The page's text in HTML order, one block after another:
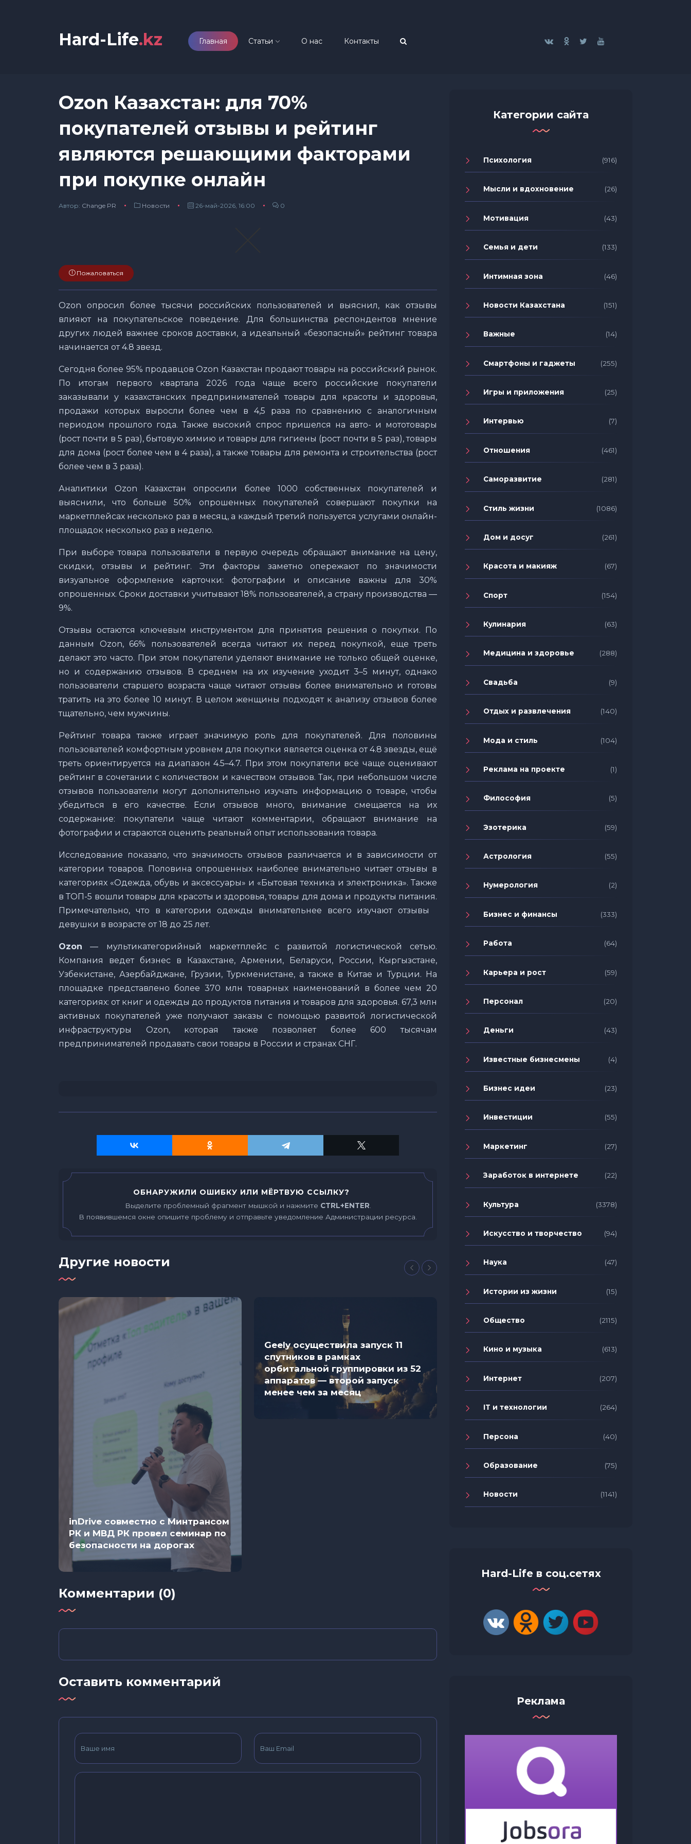
Hard-Life.kz Главная Статьи О нас Контакты
Ozon Казахстан: для 70%
покупателей отзывы и рейтинг
являются решающими факторами
при покупке онлайн
Автор: Сhange PR Новости 26-май-2026, 16:00 0
Пожаловаться
Ozon опросил более тысячи российских пользователей и выяснил, как отзывы
влияют на покупательское поведение. Для большинства респондентов мнение
других людей важнее сроков доставки, а идеальный «безопасный» рейтинг товара
начинается от 4.8 звезд.
Сегодня более 95% продавцов Ozon Казахстан продают товары на российский рынок.
По итогам первого квартала 2026 года чаще всего российские покупатели
заказывали у казахстанских предпринимателей товары для красоты и здоровья,
продажи которых выросли более чем в 4,5 раза по сравнению с аналогичным
периодом прошлого года. Также высокий спрос пришелся на авто- и мототовары
(рост почти в 5 раз), бытовую химию и товары для гигиены (рост почти в 5 раз), товары
для дома (рост более чем в 4 раза), а также товары для ремонта и строительства (рост
более чем в 3 раза).
Аналитики Ozon Казахстан опросили более 1000 собственных покупателей и
выяснили, что больше 50% опрошенных покупателей совершают покупки на
маркетплейсах несколько раз в месяц, а каждый третий пользуется услугами онлайн-
площадок несколько раз в неделю.
При выборе товара пользователи в первую очередь обращают внимание на цену,
скидки, отзывы и рейтинг. Эти факторы заметно опережают по значимости
визуальное оформление карточки: фотографии и описание важны для 30%
опрошенных. Сроки доставки учитывают 18% пользователей, а страну производства —
9%.
Отзывы остаются ключевым инструментом для принятия решения о покупки. По
данным Ozon, 66% пользователей всегда читают их перед покупкой, еще треть
делают это часто. При этом покупатели уделяют внимание не только общей оценке,
но и содержанию отзывов. В среднем на их изучение уходит 3–5 минут, однако
пользователи старшего возраста чаще читают отзывы более внимательно и готовы
тратить на это более 10 минут. В целом женщины подходят к анализу отзывов более
тщательно, чем мужчины.
Рейтинг товара также играет значимую роль для покупателей. Для половины
пользователей комфортным уровнем для покупки является оценка от 4.8 звезды, ещё
треть ориентируется на диапазон 4.5–4.7. При этом покупатели всё чаще оценивают
рейтинг в сочетании с количеством и качеством отзывов. Так, при небольшом числе
отзывов пользователи могут дополнительно изучать информацию о товаре, чтобы
убедиться в его качестве. Если отзывов много, внимание смещается на их
содержание: покупатели чаще читают комментарии, обращают внимание на
фотографии и стараются оценить реальный опыт использования товара.
Исследование показало, что значимость отзывов различается и в зависимости от
категории товаров. Половина опрошенных наиболее внимательно читает отзывы в
категориях «Одежда, обувь и аксессуары» и «Бытовая техника и электроника». Также
в ТОП-5 вошли товары для красоты и здоровья, товары для дома и продукты питания.
Примечательно, что в категории одежды внимательнее всего изучают отзывы
девушки в возрасте от 18 до 25 лет.
Ozon — мультикатегорийный маркетплейс с развитой логистической сетью.
Компания ведет бизнес в Казахстане, Армении, Беларуси, России, Кыргызстане,
Узбекистане, Азербайджане, Грузии, Туркменистане, а также в Китае и Турции. На
площадке представлено более 370 млн товарных наименований в более чем 20
категориях: от книг и одежды до продуктов питания и товаров для здоровья. 67,3 млн
активных покупателей уже получают заказы с помощью развитой логистической
инфраструктуры Ozon, которая также позволяет более 600 тысячам
предпринимателей продавать свои товары в России и странах СНГ.
ОБНАРУЖИЛИ ОШИБКУ ИЛИ МЁРТВУЮ ССЫЛКУ?
Выделите проблемный фрагмент мышкой и нажмите CTRL+ENTER
В появившемся окне опишите проблему и отправьте уведомление Администрации ресурса.
Другие новости
inDrive совместно с Минтрансом
РК и МВД РК провел семинар по
безопасности на дорогах
Geely осуществила запуск 11
спутников в рамках
орбитальной группировки из 52
аппаратов — второй запуск
менее чем за месяц
кроме вас самих
Комментарии (0)
Оставить комментарий
Категории сайта
Психология (916)
Мысли и вдохновение (26)
Мотивация (43)
Семья и дети (133)
Интимная зона (46)
Новости Казахстана (151)
Важные (14)
Смартфоны и гаджеты (255)
Игры и приложения (25)
Интервью (7)
Отношения (461)
Саморазвитие (281)
Стиль жизни (1086)
Дом и досуг (261)
Красота и макияж (67)
Спорт (154)
Кулинария (63)
Медицина и здоровье (288)
Свадьба (9)
Отдых и развлечения (140)
Мода и стиль (104)
Реклама на проекте (1)
Философия (5)
Эзотерика (59)
Астрология (55)
Нумерология (2)
Бизнес и финансы (333)
Работа (64)
Карьера и рост (59)
Персонал (20)
Деньги (43)
Известные бизнесмены (4)
Бизнес идеи (23)
Инвестиции (55)
Маркетинг (27)
Заработок в интернете (22)
Культура (3378)
Искусство и творчество (94)
Наука (47)
Истории из жизни (15)
Общество (2115)
Кино и музыка (613)
Интернет (207)
IT и технологии (264)
Персона (40)
Образование (75)
Новости (1141)
Hard-Life в соц.сетях
Реклама